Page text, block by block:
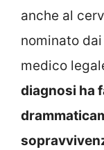
anche al
nominato
medico
diagnosi ha